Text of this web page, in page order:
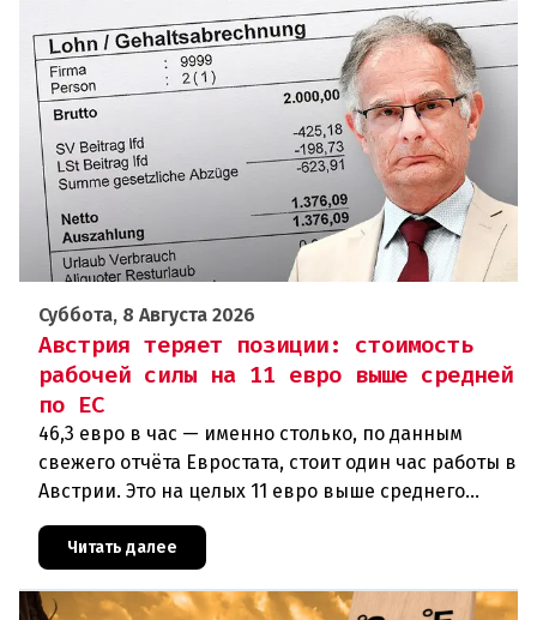
Суббота, 8 Августа 2026
Австрия теряет позиции: стоимость
рабочей силы на 11 евро выше средней
по ЕС
46,3 евро в час — именно столько, по данным
свежего отчёта Евростата, стоит один час работы в
Австрии. Это на целых 11 евро выше среднего
показателя по ЕС (34,9 евро). Особенно наглядно
конкурентное о
Читать далее